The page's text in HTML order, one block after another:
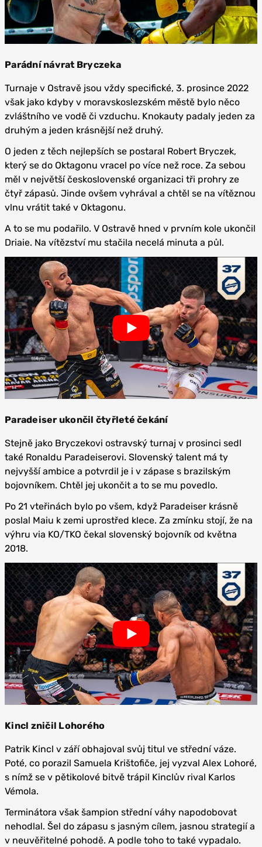
Parádní návrat Bryczeka
Turnaje v Ostravě jsou vždy specifické, 3. prosince 2022
však jako kdyby v moravskoslezském městě bylo něco
zvláštního ve vodě či vzduchu. Knokauty padaly jeden za
druhým a jeden krásnější než druhý.
O jeden z těch nejlepších se postaral Robert Bryczek,
který se do Oktagonu vracel po více než roce. Za sebou
měl v největší československé organizaci tři prohry ze
čtyř zápasů. Jinde ovšem vyhrával a chtěl se na vítěznou
vlnu vrátit také v Oktagonu.
A to se mu podařilo. V Ostravě hned v prvním kole ukončil
Driaie. Na vítězství mu stačila necelá minuta a půl.
Paradeiser ukončil čtyřleté čekání
Stejně jako Bryczekovi ostravský turnaj v prosinci sedl
také Ronaldu Paradeiserovi. Slovenský talent má ty
nejvyšší ambice a potvrdil je i v zápase s brazilským
bojovníkem. Chtěl jej ukončit a to se mu povedlo.
Po 21 vteřinách bylo po všem, když Paradeiser krásně
poslal Maiu k zemi uprostřed klece. Za zmínku stojí, že na
výhru via KO/TKO čekal slovenský bojovník od května
2018.
Kincl zničil Lohorého
Patrik Kincl v září obhajoval svůj titul ve střední váze.
Poté, co porazil Samuela Krištofiče, jej vyzval Alex Lohoré,
s nímž se v pětikolové bitvě trápil Kinclův rival Karlos
Vémola.
Terminátora však šampion střední váhy napodobovat
nehodlal. Šel do zápasu s jasným cílem, jasnou strategií a
v neuvěřitelné pohodě. A podle toho to také vypadalo.